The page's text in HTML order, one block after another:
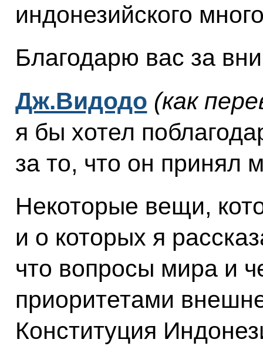
индонезийского
Благодарю вас за
Дж.Видодо (как
я бы хотел
за то, что он принял
Некоторые вещи,
и о которых я
что вопросы мира и
приоритетами
Конституция